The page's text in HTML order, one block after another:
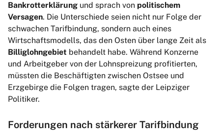
Bankrotterklärung und sprach von politischem
Versagen. Die Unterschiede seien nicht nur Folge der
schwachen Tarifbindung, sondern auch eines
Wirtschaftsmodells, das den Osten über lange Zeit als
Billiglohngebiet behandelt habe. Während Konzerne
und Arbeitgeber von der Lohnspreizung profitierten,
müssten die Beschäftigten zwischen Ostsee und
Erzgebirge die Folgen tragen, sagte der Leipziger
Politiker.
Forderungen nach stärkerer Tarifbindung